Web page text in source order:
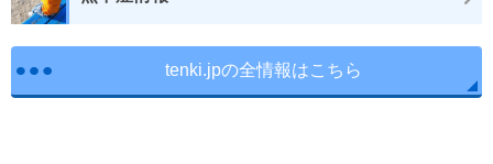
tenki.jpの全情報はこちら